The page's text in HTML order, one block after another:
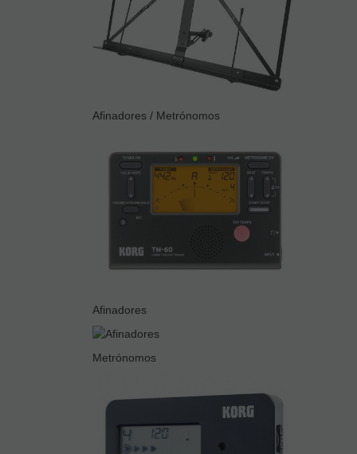
Afinadores / Metrónomos
Afinadores
Metrónomos